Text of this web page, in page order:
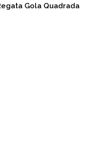
Gola Quadrada